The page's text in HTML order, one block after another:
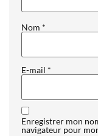
Nom *
E-mail *
Enregistrer mon
navigateur pour